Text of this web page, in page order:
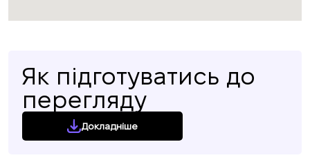
Як підготуватись до
перегляду
Докладніше